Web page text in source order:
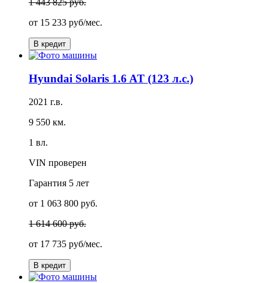
1 443 825 руб.
от 15 233 руб/мес.
В кредит
Hyundai Solaris 1.6 AT (123 л.с.)
2021 г.в.
9 550 км.
1 вл.
VIN проверен
Гарантия 5 лет
от 1 063 800 руб.
1 614 600 руб.
от 17 735 руб/мес.
В кредит